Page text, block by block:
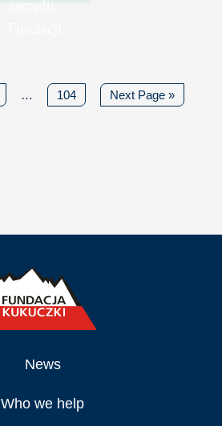
zarządu
… 104 Next Page »
News
Who we help